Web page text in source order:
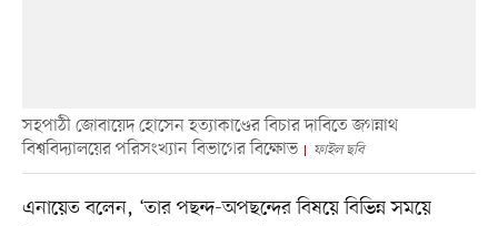
সহপাঠী জোবায়েদ হোসেন হত্যাকাণ্ডের বিচার দাবিতে জগন্নাথ
বিশ্ববিদ্যালয়ের পরিসংখ্যান বিভাগের বিক্ষোভ
ফাইল ছবি
এনায়েত বলেন, ‘তার পছন্দ-অপছন্দের বিষয়ে বিভিন্ন সময়ে